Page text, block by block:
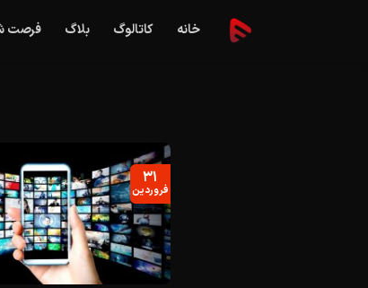
خانه کاتالوگ بلاگ فرصت
۳۱
فروردین